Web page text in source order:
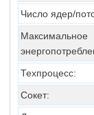
Число ядер/
Максимальное
Техпроцесс:
Сокет: